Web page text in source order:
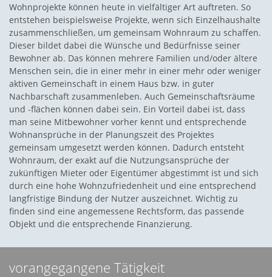
Wohnprojekte können heute in vielfältiger Art auftreten. So
entstehen beispielsweise Projekte, wenn sich Einzelhaushalte
zusammenschließen, um gemeinsam Wohnraum zu schaffen.
Dieser bildet dabei die Wünsche und Bedürfnisse seiner
Bewohner ab. Das können mehrere Familien und/oder ältere
Menschen sein, die in einer mehr in einer mehr oder weniger
aktiven Gemeinschaft in einem Haus bzw. in guter
Nachbarschaft zusammenleben. Auch Gemeinschaftsräume
und -flächen können dabei sein. Ein Vorteil dabei ist, dass
man seine Mitbewohner vorher kennt und entsprechende
Wohnansprüche in der Planungszeit des Projektes
gemeinsam umgesetzt werden können. Dadurch entsteht
Wohnraum, der exakt auf die Nutzungsansprüche der
zukünftigen Mieter oder Eigentümer abgestimmt ist und sich
durch eine hohe Wohnzufriedenheit und eine entsprechend
langfristige Bindung der Nutzer auszeichnet. Wichtig zu
finden sind eine angemessene Rechtsform, das passende
Objekt und die entsprechende Finanzierung.
vorangegangene Tätigkeit